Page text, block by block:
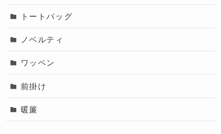
トートバッグ
ノベルティ
ワッペン
前掛け
暖簾